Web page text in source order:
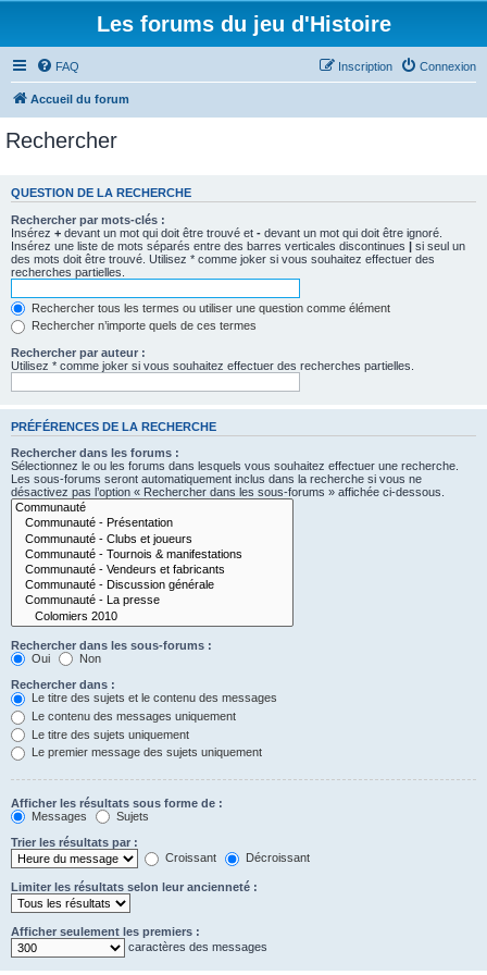
Les forums du jeu d'Histoire
FAQ Connexion
Inscription
Accueil du forum
Rechercher
QUESTION DE LA RECHERCHE
Rechercher par mots-clés :
Insérez + devant un mot qui doit être trouvé et - devant un mot qui doit être ignoré.
Insérez une liste de mots séparés entre des barres verticales discontinues | si seul un
des mots doit être trouvé. Utilisez * comme joker si vous souhaitez effectuer des
recherches partielles.
Rechercher tous les termes ou utiliser une question comme élément
Rechercher n’importe quels de ces termes
Rechercher par auteur :
Utilisez * comme joker si vous souhaitez effectuer des recherches partielles.
PRÉFÉRENCES DE LA RECHERCHE
Rechercher dans les forums :
Sélectionnez le ou les forums dans lesquels vous souhaitez effectuer une recherche.
Les sous-forums seront automatiquement inclus dans la recherche si vous ne
désactivez pas l’option « Rechercher dans les sous-forums » affichée ci-dessous.
Rechercher dans les sous-forums :
Oui
Non
Rechercher dans :
Le titre des sujets et le contenu des messages
Le contenu des messages uniquement
Le titre des sujets uniquement
Le premier message des sujets uniquement
Afficher les résultats sous forme de :
Messages
Sujets
Trier les résultats par :
Croissant
Décroissant
Limiter les résultats selon leur ancienneté :
Afficher seulement les premiers :
caractères des messages